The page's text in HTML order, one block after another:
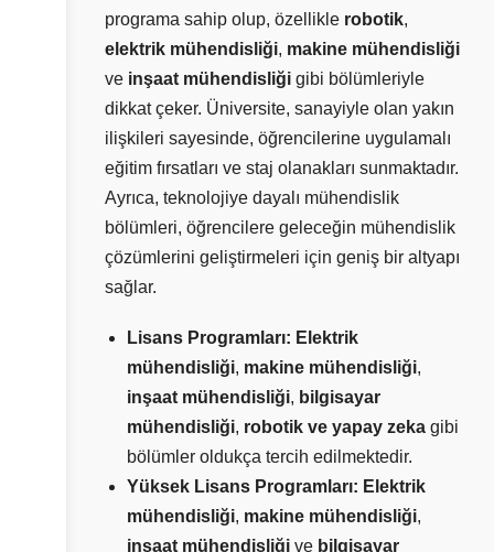
programa sahip olup, özellikle robotik,
elektrik mühendisliği, makine mühendisliği
ve inşaat mühendisliği gibi bölümleriyle
dikkat çeker. Üniversite, sanayiyle olan yakın
ilişkileri sayesinde, öğrencilerine uygulamalı
eğitim fırsatları ve staj olanakları sunmaktadır.
Ayrıca, teknolojiye dayalı mühendislik
bölümleri, öğrencilere geleceğin mühendislik
çözümlerini geliştirmeleri için geniş bir altyapı
sağlar.
Lisans Programları: Elektrik
mühendisliği, makine mühendisliği,
inşaat mühendisliği, bilgisayar
mühendisliği, robotik ve yapay zeka gibi
bölümler oldukça tercih edilmektedir.
Yüksek Lisans Programları: Elektrik
mühendisliği, makine mühendisliği,
inşaat mühendisliği ve bilgisayar